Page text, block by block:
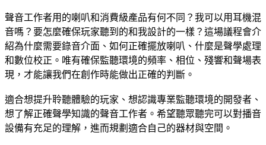
聲音工作者用的喇叭和消費級產品有何不同？我可以用耳機混
音嗎？要怎麼確保玩家聽到的和我設計的一樣？這場議程會介
紹為什麼需要錄音介面、如何正確擺放喇叭、什麼是聲學處理
和數位校正。唯有確保監聽環境的頻率、相位、殘響和聲場表
現，才能讓我們在創作時能做出正確的判斷。
適合想提升聆聽體驗的玩家、想認識專業監聽環境的開發者、
想了解正確聲學知識的聲音工作者。希望聽眾聽完可以對播音
設備有充足的理解，進而規劃適合自己的器材與空間。